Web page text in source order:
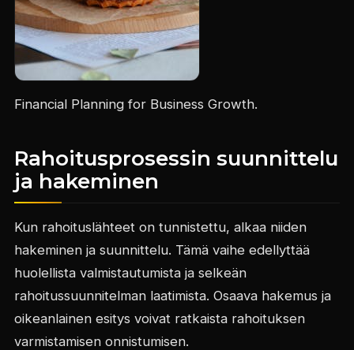
Financial Planning for Business Growth.
Rahoitusprosessin suunnittelu
ja hakeminen
Kun rahoituslähteet on tunnistettu, alkaa niiden
hakeminen ja suunnittelu. Tämä vaihe edellyttää
huolellista valmistautumista ja selkeän
rahoitussuunnitelman laatimista. Osaava hakemus ja
oikeanlainen esitys voivat ratkaista rahoituksen
varmistamisen onnistumisen.